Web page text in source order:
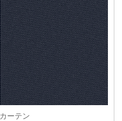
カーテン